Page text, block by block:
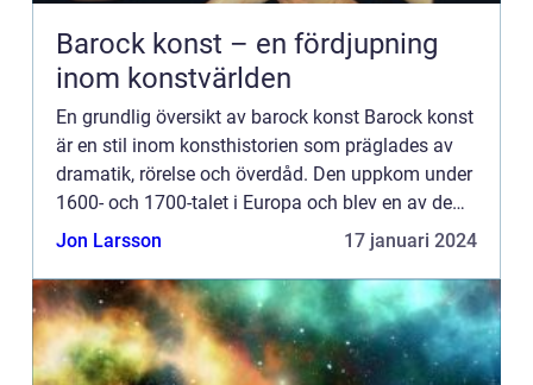
Barock konst – en fördjupning
inom konstvärlden
En grundlig översikt av barock konst Barock konst
är en stil inom konsthistorien som präglades av
dramatik, rörelse och överdåd. Den uppkom under
1600- och 1700-talet i Europa och blev en av de
mest inflytelserika perioderna inom konsten.
Jon Larsson 17 januari 2024